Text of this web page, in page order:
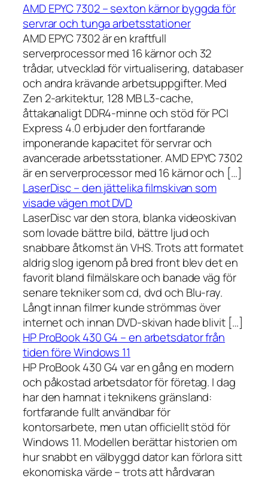
AMD EPYC 7302 – sexton kärnor byggda för
servrar och tunga arbetsstationer
AMD EPYC 7302 är en kraftfull
serverprocessor med 16 kärnor och 32
trådar, utvecklad för virtualisering, databaser
och andra krävande arbetsuppgifter. Med
Zen 2-arkitektur, 128 MB L3-cache,
åttakanaligt DDR4-minne och stöd för PCI
Express 4.0 erbjuder den fortfarande
imponerande kapacitet för servrar och
avancerade arbetsstationer. AMD EPYC 7302
är en serverprocessor med 16 kärnor och […]
LaserDisc – den jättelika filmskivan som
visade vägen mot DVD
LaserDisc var den stora, blanka videoskivan
som lovade bättre bild, bättre ljud och
snabbare åtkomst än VHS. Trots att formatet
aldrig slog igenom på bred front blev det en
favorit bland filmälskare och banade väg för
senare tekniker som cd, dvd och Blu-ray.
Långt innan filmer kunde strömmas över
internet och innan DVD-skivan hade blivit […]
HP ProBook 430 G4 – en arbetsdator från
tiden före Windows 11
HP ProBook 430 G4 var en gång en modern
och påkostad arbetsdator för företag. I dag
har den hamnat i teknikens gränsland:
fortfarande fullt användbar för
kontorsarbete, men utan officiellt stöd för
Windows 11. Modellen berättar historien om
hur snabbt en välbyggd dator kan förlora sitt
ekonomiska värde – trots att hårdvaran